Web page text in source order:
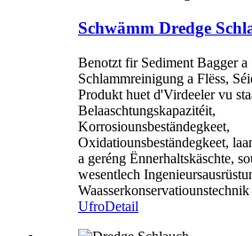
Schwämm Dredge
Benotzt fir Sediment Bagger a
Schlammreinigung a Flëss,
Produkt huet d'Virdeeler vu
Belaaschtungskapazitéit,
Korrosiounsbeständegkeet,
Oxidatiounsbeständegkeet,
a geréng Ënnerhaltskäschte,
wesentlech
Waasserkonservatiounstechnik
UfroDetail